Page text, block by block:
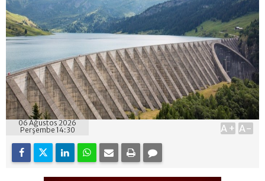
06 Ağustos 2026
Perşembe 14:30
A+ A-